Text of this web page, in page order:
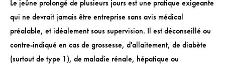
Le jeûne prolongé de plusieurs jours est une pratique exigeante
qui ne devrait jamais être entreprise sans avis médical
préalable, et idéalement sous supervision. Il est déconseillé ou
contre-indiqué en cas de grossesse, d'allaitement, de diabète
(surtout de type 1), de maladie rénale, hépatique ou